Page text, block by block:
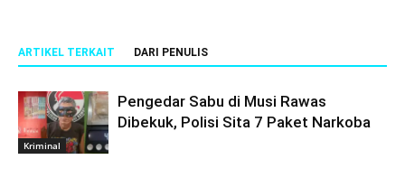
ARTIKEL TERKAIT DARI PENULIS
Kriminal
Pengedar Sabu di Musi Rawas
Dibekuk, Polisi Sita 7 Paket Narkoba